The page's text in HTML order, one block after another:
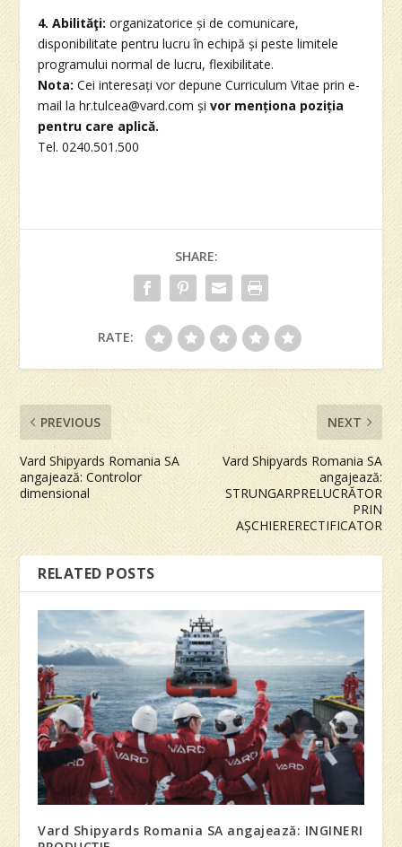
4. Abilităţi: organizatorice și de comunicare,
disponibilitate pentru lucru în echipă și peste limitele
programului normal de lucru, flexibilitate.
Nota: Cei interesați vor depune Curriculum Vitae prin e-
mail la hr.tulcea@vard.com șivor menționa poziția
pentru care aplică.
Tel. 0240.501.500
SHARE:
RATE:
PREVIOUS
Vard Shipyards Romania SA
angajează: Controlor
dimensional
NEXT
Vard Shipyards Romania SA
angajează:
STRUNGARPRELUCRĂTOR
PRIN
AȘCHIERERECTIFICATOR
RELATED POSTS
Vard Shipyards Romania SA angajează: INGINERI